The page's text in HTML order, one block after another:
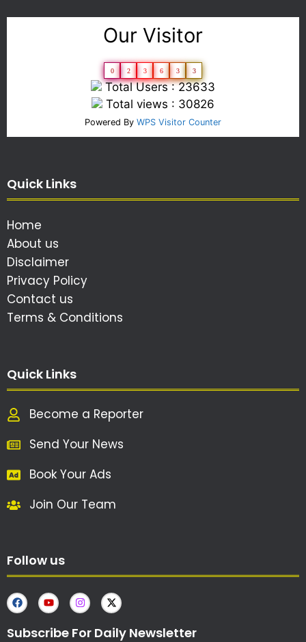
Our Visitor
0 2 3 6 3 3
Total Users : 23633
Total views : 30826
Powered By WPS Visitor Counter
Quick Links
Home
About us
Disclaimer
Privacy Policy
Contact us
Terms & Conditions
Quick Links
Become a Reporter
Send Your News
Book Your Ads
Join Our Team
Follow us
Subscribe For Daily Newsletter